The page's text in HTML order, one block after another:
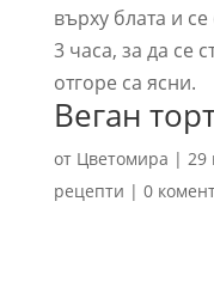
върху блата и
3 часа, за да се
отгоре са ясни.
Веган
от Цветомира | 29
рецепти | 0